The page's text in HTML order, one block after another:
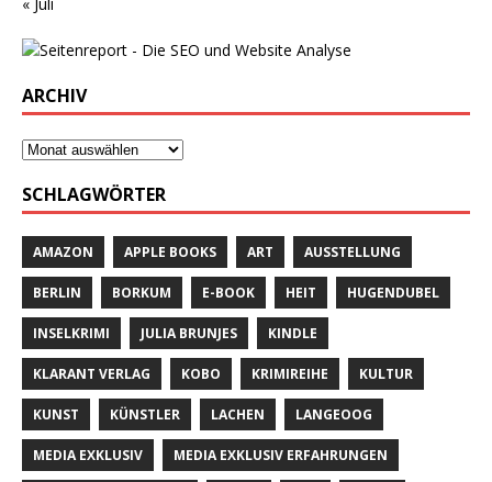
ARCHIV
SCHLAGWÖRTER
AMAZON APPLE BOOKS ART AUSSTELLUNG
BERLIN BORKUM E-BOOK HEIT HUGENDUBEL
INSELKRIMI JULIA BRUNJES KINDLE
KLARANT VERLAG KOBO KRIMIREIHE KULTUR
KUNST KÜNSTLER LACHEN LANGEOOG
MEDIA EXKLUSIV MEDIA EXKLUSIV ERFAHRUNGEN